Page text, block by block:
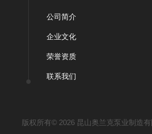
公司简介
企业文化
荣誉资质
联系我们
版权所有© 2026 昆山奥兰克泵业制造